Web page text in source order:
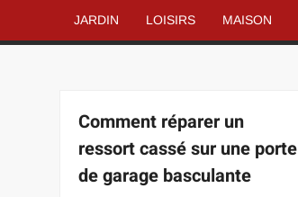
JARDIN LOISIRS MAISON
Comment réparer un
ressort cassé sur une porte
de garage basculante